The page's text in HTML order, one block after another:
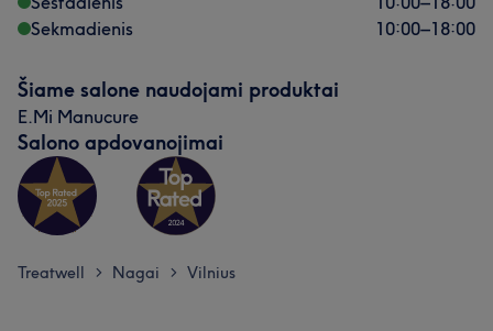
Sekmadienis
10:00–18:00
Šiame salone naudojami produktai
E.Mi Manucure
Salono apdovanojimai
Treatwell > Nagai > Vilnius